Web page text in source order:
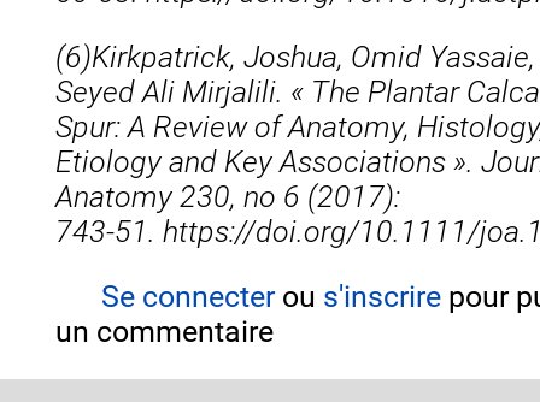
(6)Kirkpatrick, Joshua, Omid
Seyed Ali Mirjalili. « The Plantar
Spur: A Review of Anatomy,
Etiology and Key Associations ».
Anatomy 230, no 6 (2017):
743‑51. https://doi.org/10.1111/
Se connecterou s'inscrirepour
un commentaire